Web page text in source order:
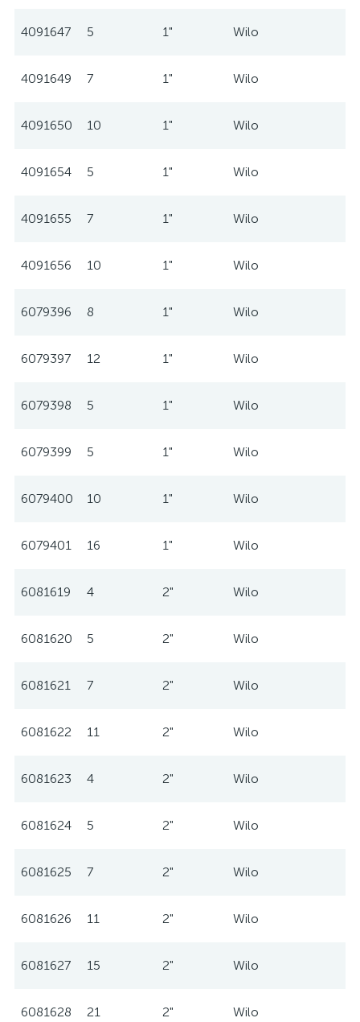
4091647 5 1" Wilo
4091649 7 1" Wilo
4091650 10 1" Wilo
4091654 5 1" Wilo
4091655 7 1" Wilo
4091656 10 1" Wilo
6079396 8 1" Wilo
6079397 12 1" Wilo
6079398 5 1" Wilo
6079399 5 1" Wilo
6079400 10 1" Wilo
6079401 16 1" Wilo
6081619 4 2" Wilo
6081620 5 2" Wilo
6081621 7 2" Wilo
6081622 11 2" Wilo
6081623 4 2" Wilo
6081624 5 2" Wilo
6081625 7 2" Wilo
6081626 11 2" Wilo
6081627 15 2" Wilo
6081628 21 2" Wilo